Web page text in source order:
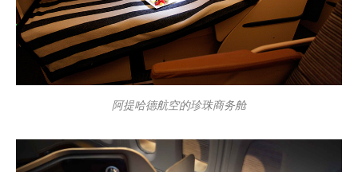
阿提哈德航空的珍珠商务舱